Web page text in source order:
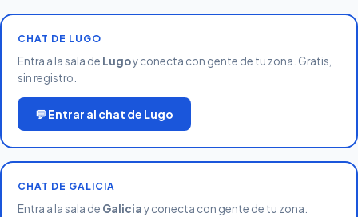
CHAT DE LUGO
Entra a la sala de Lugoy conecta con gente de tu zona. Gratis,
sin registro.
💬 Entrar al chat de Lugo
CHAT DE GALICIA
Entra a la sala de Galiciay conecta con gente de tu zona.